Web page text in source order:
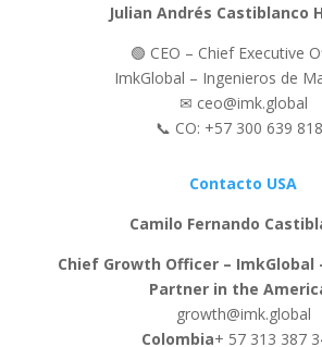
Julian Andrés Castiblanco
🟢 CEO – Chief Executive
ImkGlobal – Ingenieros de
✉ ceo@imk.global
📞 CO: +57 300 639
Contacto USA
Camilo Fernando
Chief Growth Officer – ImkGlobal
Partner in the
growth@imk.global
Colombia+ 57 313 387